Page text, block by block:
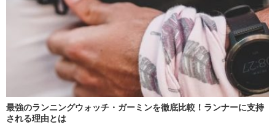
最強のランニングウォッチ・ガーミンを徹底比較！ランナーに支持
される理由とは